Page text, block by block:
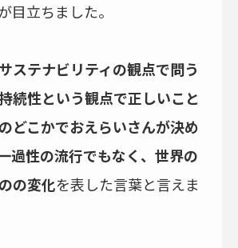
目立ちました。
ステナビリティの観点で問う
続性という観点で正しいこと
どこかでおえらいさんが決め
過性の流行でもなく、世界の
の変化を表した言葉と言えま